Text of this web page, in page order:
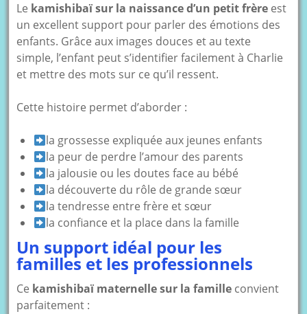
Le kamishibaï sur la naissance d’un petit frère est
un excellent support pour parler des émotions des
enfants. Grâce aux images douces et au texte
simple, l’enfant peut s’identifier facilement à Charlie
et mettre des mots sur ce qu’il ressent.
Cette histoire permet d’aborder :
la grossesse expliquée aux jeunes enfants
la peur de perdre l’amour des parents
la jalousie ou les doutes face au bébé
la découverte du rôle de grande sœur
la tendresse entre frère et sœur
la confiance et la place dans la famille
Un support idéal pour les
familles et les professionnels
Ce kamishibaï maternelle sur la famille convient
parfaitement :